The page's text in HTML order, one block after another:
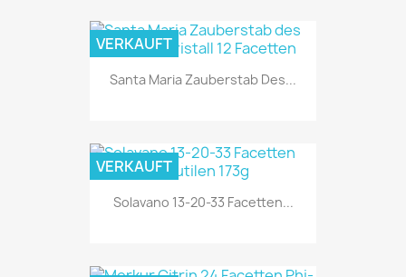
Santa Maria Zauberstab Des...
VERKAUFT
Solavano 13-20-33 Facetten...
VERKAUFT